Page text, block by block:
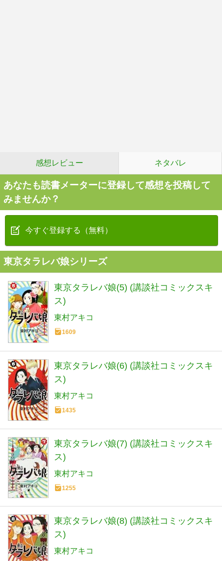
感想レビュー ネタバレ
あなたも読書メーターに登録して感想を投稿して
みませんか？
今すぐ登録する（無料）
東京タラレバ娘シリーズ
東京タラレバ娘(5) (講談社コミックスキ
ス)
東村アキコ
1609
東京タラレバ娘(6) (講談社コミックスキ
ス)
東村アキコ
1435
東京タラレバ娘(7) (講談社コミックスキ
ス)
東村アキコ
1255
東京タラレバ娘(8) (講談社コミックスキ
ス)
東村アキコ